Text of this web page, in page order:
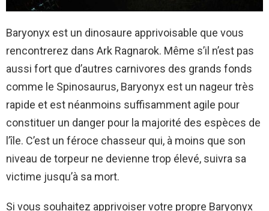
Baryonyx est un dinosaure apprivoisable que vous
rencontrerez dans Ark Ragnarok. Même s’il n’est pas
aussi fort que d’autres carnivores des grands fonds
comme le Spinosaurus, Baryonyx est un nageur très
rapide et est néanmoins suffisamment agile pour
constituer un danger pour la majorité des espèces de
l’île. C’est un féroce chasseur qui, à moins que son
niveau de torpeur ne devienne trop élevé, suivra sa
victime jusqu’à sa mort.
Si vous souhaitez apprivoiser votre propre Baryonyx